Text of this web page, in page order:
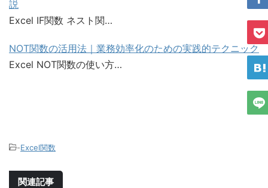
説
Excel IF関数 ネスト関…
NOT関数の活用法｜業務効率化のための実践的テクニック
Excel NOT関数の使い方…
-Excel関数
関連記事